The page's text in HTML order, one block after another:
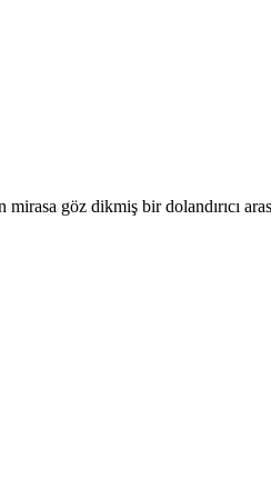
göz dikmiş bir dolandırıcı